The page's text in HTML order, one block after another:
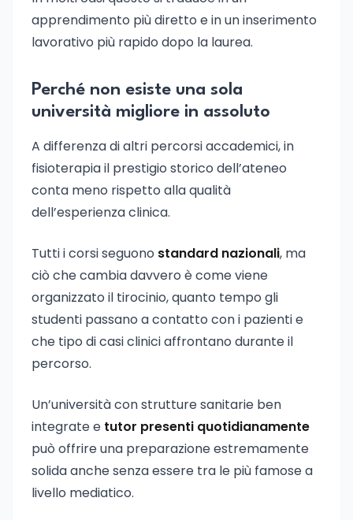
apprendimento più diretto e in un inserimento
lavorativo più rapido dopo la laurea.
Perché non esiste una sola
università migliore in assoluto
A differenza di altri percorsi accademici, in
fisioterapia il prestigio storico dell’ateneo
conta meno rispetto alla qualità
dell’esperienza clinica.
Tutti i corsi seguono standard nazionali, ma
ciò che cambia davvero è come viene
organizzato il tirocinio, quanto tempo gli
studenti passano a contatto con i pazienti e
che tipo di casi clinici affrontano durante il
percorso.
Un’università con strutture sanitarie ben
integrate e tutor presenti quotidianamente
può offrire una preparazione estremamente
solida anche senza essere tra le più famose a
livello mediatico.